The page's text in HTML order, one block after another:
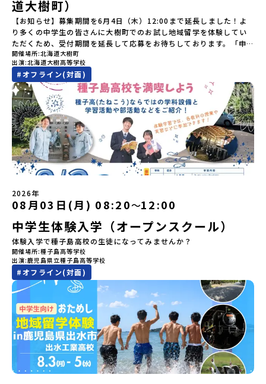
用のうち、以下の内容が無料となります：・宿泊費（1泊分）・プロ
グラム内のアクティビティ・体験費用・一部の食事代*以下の費用は
参加者のご負担となります・集合場所までの往復交通費・お土産代
や自由時間の個人飲食費などの個人的費用【募集人数】最大5名（お
申し込み多数の場合は抽選の上決定）【参加者決定】お申し込み多
数の場合は、締め切り後1週間を目途に当落結果をご連絡いたしま
す。【申し込み受付期間】5月7日(木)12：00 から 5月21日(木)
12：00まで疑問も不安もワクワクに変える！「おためし地域留学」
ステップアップ説明会プログラムの内容を詳しく知りたい方や、お
申し込みを迷われている方向けにZoomでのオンライン配信を行い
ます。知りたい情報のレベルに合わせて、以下の2つのステップをご
活用ください。【STEP 1】全体オンライン説明会〜まずは「おため
し地域留学」を知りたい方へ〜日本全国20以上の地域から選んで参
加できる「おためし地域留学」の全体像や魅力について、説明会を
開催しました。中学生一人での参加にあたり、保護者様が特に気に
なる「安全面」や「事務局のサポート体制」についても詳しく解説
しています。ぜひ、ご自宅からお気軽にご視聴ください。▶︎ [アーカ
イブ動画を視聴する]YouTube：
https://youtu.be/Yt8nd04aNgA?
si=e5erbspvwz5O8_uF【STEP 2】有田町プログラム説明会〜
「有田町」の内容を具体的に深掘りしたい方へ〜全体説明を聞いた
うえで、「有田町では具体的に何をするの？」「どんな町なの？」
という疑問にお答えする説明会です。有田町ならではの豊かな文化
や、2泊3日のプログラムの中身をたっぷりとお伝えします。日
時： 5月11日(月) 19：00〜19：40内 容： 有田町ってどんなとこ
ろ？、プログラム詳細解説、質疑応答お申し込み：https://c-
mirai.jp/events/068058お気軽にどうぞ！「はじめての一人旅だ
けど大丈夫？」「どんな体験ができるの？」そんな保護者様の不安
や、中学生のみなさんの素朴な疑問にスタッフが直接お答えしま
す。チャットでの質問も可能ですので、ぜひご自宅からリラックス
してご参加ください。▼お申し込み前に必ずご確認ください・参加
規約への同意プログラムへの参加申し込みいただく前に、「お申し
込みに関する各規約」への同意が必須となります。ご確認くださ
化」とは？「アイヌ」の文化は北海道を中心とした北部周辺で、先
住民族である「アイヌ民族」によって大切に育まれてきた文化で
す。日本語とは異なる響きを持つ「アイヌ語」や、自然界のあらゆ
る物に「魂」が宿ると考える「精神文化」、祭りや家庭での行事な
どに踊られる「古式舞踊」、独特の文様による刺繍（ししゅう）、
木彫り等の工芸など、ユニークな文化が存在します。アイヌ文化で
は、人間のまわりに存在する生き物や自然のチカラ、暮らしの道具
のうち、人間にとって大切な役割を持っているものを「カムイ」と
呼んでいます。いつも自分たちを見守ってくれているもの、例え
ば、身近な動植物や、暮らしに欠かせない火、水、風、そして雄大
な山や川などもすべて「カムイ」です。この文化と精神性をテーマ
にした大人気マンガ「ゴールデンカムイ」は、累計3000万部以上販
売され、2026年3月に映画の続編も公開されるなど注目を集めてい
ます。今回は、平取町の中でもアイヌ文化に触れることのできる
「二風谷（にぶたに）コタン」へ出発！アイヌの家や暮らし、食な
どを体感することができます。ぜひ現地で味わってみてください
生との特別な交流この旅の大きな魅力は、地元の「平取高校」の先
輩たちと過ごす時間です。 ただ校舎を眺める見学ではありません。
高校生が自ら企画したアクティビティを通じて、年の近い先輩たち
と本音で交流することができます。魅力的な大人たちと対話をしな
がら町の歴史や「生き方」を学ぶことができ、大充実の2泊3日にな
ること間違いなし！そんなユニークな魅力がたっぷりつまった北海
道平取町へ、人生の可能性をひらく特別な旅に出発しませんか？体
験のおすすめポイント体験プログラム内容（予定）＜1日目＞
（PM）「オリエンテーション・自己紹介ワーク」「高校生企画①-
遊び編-」 -平取高校生と仲を深める「びらとりの歴史・文化を知
る！アイヌ文化フィールドワーク」 -アイヌ文化博物館でアイヌ文
化を理解する -アイヌ伝統文化を感じるアクティビティ「1日を振
り返るーみんなで体験シェア」＜2日目＞（AM）「平取高校見学・
寮見学」 -平取高校の特徴を知る学校体験 -在校生との対話「高
校生企画②-町の紹介編-」 -ビンゴをしながら町を知ろう！（PM）
「自然と農を感じる！農業アクティビティ」 -平取特産の「びらと
道大樹町）
【お知らせ】募集期間を6月4日（木）12:00まで延長しました！よ
り多くの中学生の皆さんに大樹町でのお試し地域留学を体験してい
ただくため、受付期間を延長して応募をお待ちしております。「申
し込みのタイミングを逃してしまった」という方も、この機会にぜ
ひ一歩踏み出してみませんか？※都合により締め切りを早める場合
がございます。お早目にご応募ください！-------------------------
-------------------＼返還不要・3年間最大72万／💡北海道の高校留
学に【毎月2万円】の給付型奨学金～夢に向かって一歩踏み出す、あ
なたの未来を応援！～ 詳細・条件はこちらから------------------
--------------------------ーーーーーーーーーーーーーーーーーー
ーーーーーーーーーーーーーー＜体験費・宿泊費が無料！＞民間ロ
ケットの打ち上げ成功で話題になった町！ 北海道の「宇宙版シリコ
ンバレー」を目指す大樹町で、最先端テクノロジーとどこまでも続
く大自然を肌で感じてみませんか？「地元以外の地域の暮らしが気
になる。いつか留学してみたい！」「自分の進学や将来の可能性を
もっとひらきたい！ 」「自然が好きでもっと触れてあそびたい！」
そんな中学生のみなさんにおすすめ！「おためし地域留学体験」
は、日本全国約200の高校と連携し、地域の枠を超えて学校生活を送
る「地域みらい留学」をプチ体験できるプログラムです。はじめて
のひとり旅でも安心！現地でもスタッフがしっかりとサポートいた
します。今回のフィールドは「北海道 大樹町（たいきちょう）」北
海道の東部、十勝の南部に位置する大樹町（たいきちょう）。西に
日高山脈（ひだかさんみゃく）が連なり、東は太平洋に面した自然
豊かな町です。酪農を主体とした農業や漁業、林業が盛んであると
同時に、「宇宙に一番近い町」として航空宇宙産業の誘致を進める
ユニークな顔を持っています 。見上げるほど大きな山々が連なる
「日高山脈（ひだかさんみゃく）」の絶景！牛たちがのんびりと過
ごす放牧地や、海が見える珍しい温泉。日本一の清流に選ばれたこ
ともある「歴舟川（れきふねがわ）」。 他の地域では見ることので
きない圧倒的スケールの自然と、新しい産業が交差する瞬間を肌で
体感できる町です。北の大地で脈々と受け継がれる 「フロンティア
スピリッツ」を体感！ 「フロンティアスピリッツ（開拓者精神）」
開催場所 北海道大樹町
出演 北海道大樹高等学校
#オフライン(対面)
2026年
08月03日(月) 08:20〜12:00
中学生体験入学（オープンスクール）
体験入学で種子島高校の生徒になってみませんか？
開催場所 種子島高等学校
出演 鹿児島県立種子島高等学校
#オフライン(対面)